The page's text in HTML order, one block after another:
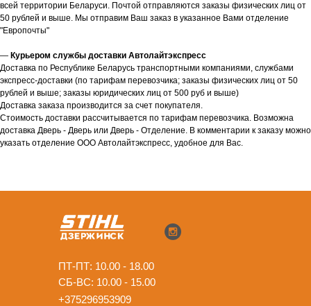
всей территории Беларуси. Почтой отправляются заказы физических лиц от
50 рублей и выше. Мы отправим Ваш заказ в указанное Вами отделение
"Европочты"
— Курьером службы доставки Автолайтэкспресс
Доставка по Республике Беларусь транспортными компаниями, службами
экспресс-доставки (по тарифам перевозчика; заказы физических лиц от 50
рублей и выше; заказы юридических лиц от 500 руб и выше)
Доставка заказа производится за счет покупателя.
Стоимость доставки рассчитывается по тарифам перевозчика. Возможна
доставка Дверь - Дверь или Дверь - Отделение. В комментарии к заказу можно
указать отделение ООО Автолайтэкспресс, удобное для Вас.
ПТ-ПТ: 10.00 - 18.00
СБ-ВС: 10.00 - 15.00
+375296953909